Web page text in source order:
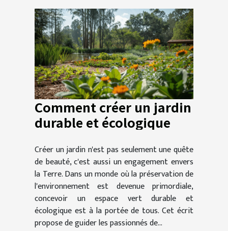
Comment créer un jardin
durable et écologique
Créer un jardin n'est pas seulement une quête
de beauté, c'est aussi un engagement envers
la Terre. Dans un monde où la préservation de
l'environnement est devenue primordiale,
concevoir un espace vert durable et
écologique est à la portée de tous. Cet écrit
propose de guider les passionnés de...